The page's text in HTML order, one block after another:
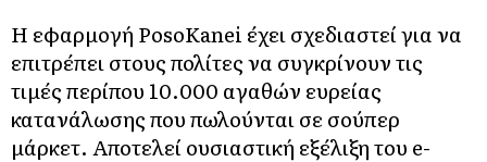
Η εφαρμογή PosoKanei έχει σχεδιαστεί για να
επιτρέπει στους πολίτες να συγκρίνουν τις
τιμές περίπου 10.000 αγαθών ευρείας
κατανάλωσης που πωλούνται σε σούπερ
μάρκετ. Αποτελεί ουσιαστική εξέλιξη του e-